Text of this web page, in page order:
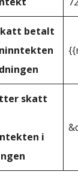
betalt
skatt
i